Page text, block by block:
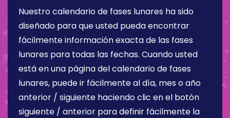
Nuestro calendario de fases lunares ha sido
diseñado para que usted pueda encontrar
fácilmente información exacta de las fases
lunares para todas las fechas. Cuando usted
está en una página del calendario de fases
lunares, puede ir fácilmente al día, mes o año
anterior / siguiente haciendo clic en el botón
siguiente / anterior para definir fácilmente la